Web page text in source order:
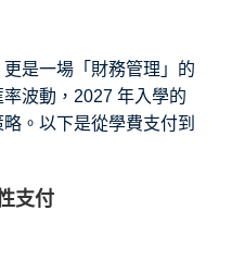
是一場「財務管理」的
波動，2027 年入學的
。以下是從學費支付到
支付